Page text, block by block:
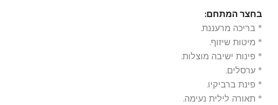
בחצר המתחם:
* בריכה מרעננת.
* מיטות שיזוף.
* פינות ישיבה מוצלות.
* ערסלים.
* פינת ברביקיו.
* תאורה לילית נעימה.